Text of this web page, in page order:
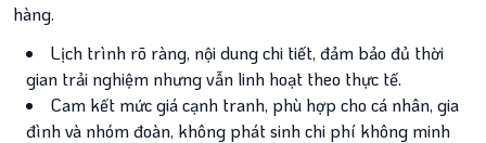
hàng.
Lịch trình rõ ràng, nội dung chi tiết, đảm bảo đủ thời
gian trải nghiệm nhưng vẫn linh hoạt theo thực tế.
Cam kết mức giá cạnh tranh, phù hợp cho cá nhân, gia
đình và nhóm đoàn, không phát sinh chi phí không minh